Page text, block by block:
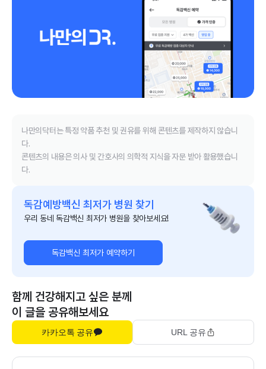
나만의닥터는 특정 약품 추천 및 권유를 위해 콘텐츠를 제작하지 않습니
다.
콘텐츠의 내용은 의사 및 간호사의 의학적 지식을 자문 받아 활용했습니
다.
독감예방백신 최저가 병원 찾기
우리 동네 독감백신 최저가 병원을 찾아보세요!
독감백신 최저가 예약하기
함께 건강해지고 싶은 분께
이 글을 공유해보세요
카카오톡 공유 URL 공유